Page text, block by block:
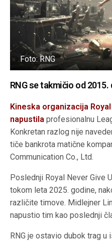
Foto: RNG
RNG se takmičio od 2015.
Kineska organizacija
napustila profesionalnu
Konkretan razlog nije
tiče bankrota matične
Communication Co., Ltd.
Poslednji Royal Never Give
tokom leta 2025. godine,
različite timove. Midlejner Lin
napustio tim kao poslednji
RNG je ostavio dubok trag